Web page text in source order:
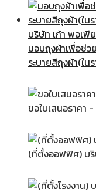
บริษัท เก้า พอเพี
มอบถุงผ้าเพื่อช่
ระบายสีถุงผ้า(ใน
ขอใบเสนอราคา
(ที่ตั้งออฟฟิศ) บริ